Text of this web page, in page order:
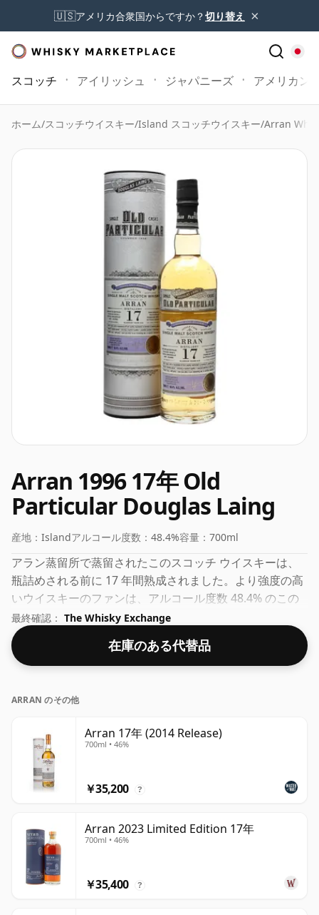
🇺🇸アメリカ合衆国からですか？切り替え ×
スコッチ アイリッシュ ジャパニーズ アメリカン
ホーム/スコッチウイスキー/Island スコッチウイスキー/Arran
Arran 1996 17年 Old
Particular Douglas Laing
産地： Islandアルコール度数： 48.4%容量： 700ml
アラン蒸留所で蒸留されたこのスコッチ ウイスキーは、
瓶詰めされる前に 17 年間熟成されました。より強度の高
いウイスキーのファンは、アルコール度数 48.4% のこの
ボトリングに失望することはありません。
最終確認： The Whisky Exchange
在庫のある代替品
ARRAN のその他
Arran 17年 (2014 Release)
700ml • 46%
￥35,200 ?
Arran 2023 Limited Edition 17年
700ml • 46%
￥35,400 ?